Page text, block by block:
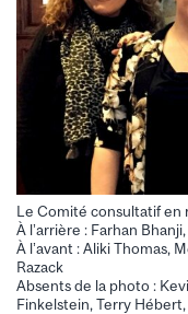
Le Comité consultatif en
À l’arrière : Farhan
À l’avant : Aliki Thomas,
Razack
Absents de la photo :
Finkelstein, Terry